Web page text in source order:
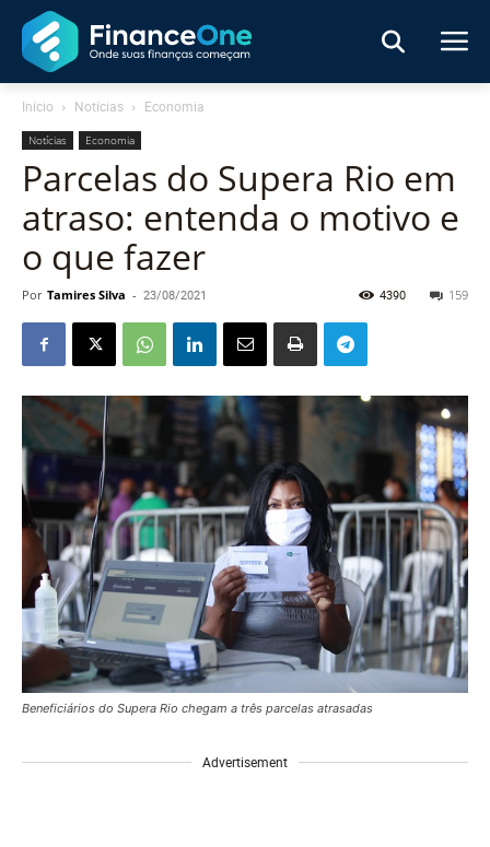
Início Notícias Economia
Notícias Economia
Parcelas do Supera Rio em
atraso: entenda o motivo e
o que fazer
Por Tamires Silva - 23/08/2021 159
4390
Beneficiários do Supera Rio chegam a três parcelas atrasadas
Advertisement